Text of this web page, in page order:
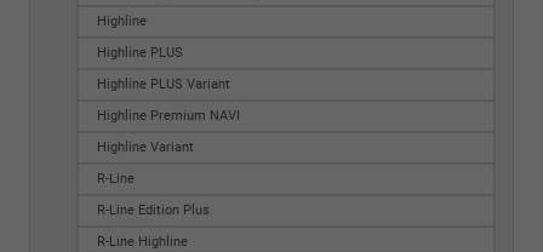
Highline
Highline PLUS
Highline PLUS Variant
Highline Premium NAVI
Highline Variant
R-Line
R-Line Edition Plus
R-Line Highline